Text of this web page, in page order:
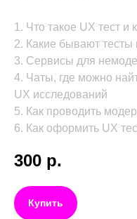
1. Что такое UX тест и
2. Какие бывают тесты
3. Сервисы для
4. Чаты, где можно
UX исследований
5. Как проводить
6. Как оформить UX
300 р.
Купить